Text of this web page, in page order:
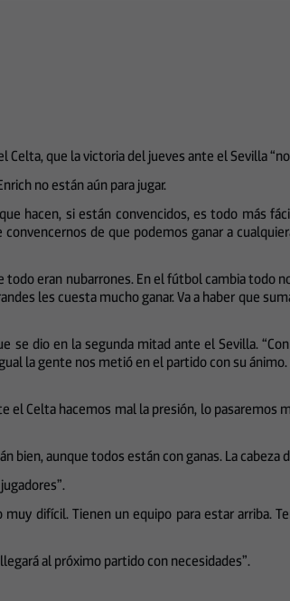
que la victoria del jueves ante el Sevilla
no están aún para jugar.
hacen, si están convencidos, es todo más
de que podemos ganar a
eran nubarrones. En el fútbol cambia todo
les cuesta mucho ganar. Va a haber que
dio en la segunda mitad ante el Sevilla.
la gente nos metió en el partido con su
Celta hacemos mal la presión, lo pasaremos
aunque todos están con ganas. La cabeza
difícil. Tienen un equipo para estar arriba.
al próximo partido con necesidades”.